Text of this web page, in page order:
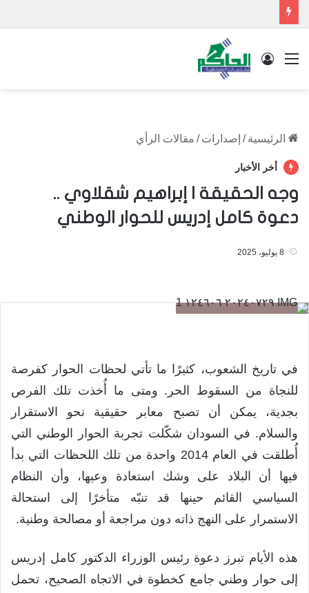
القائمة تسجيل الدخول
الرئيسية / إصدارات / مقالات الرأي
أخر الأخبار
وجه الحقيقة | إبراهيم شقلاوي ..
دعوة كامل إدريس للحوار الوطني
8 يوليو، 2025
في تاريخ الشعوب، كثيرًا ما تأتي لحظات الحوار كفرصة
للنجاة من السقوط الحر. ومتى ما أُخذت تلك الفرص
بجدية، يمكن أن تصبح معابر حقيقية نحو الاستقرار
والسلام. في السودان شكّلت تجربة الحوار الوطني التي
أُطلقت في العام 2014 واحدة من تلك اللحظات التي بدأ
فيها أن البلاد على وشك استعادة وعيها، وأن النظام
السياسي القائم حينها قد تنبّه متأخرًا إلى استحالة
الاستمرار على النهج ذاته دون مراجعة أو مصالحة وطنية.
هذه الأيام تبرز دعوة رئيس الوزراء الدكتور كامل إدريس
إلى حوار وطني جامع كخطوة في الاتجاه الصحيح، تحمل